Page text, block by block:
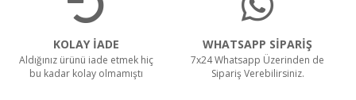
KOLAY İADE
Aldığınız ürünü iade etmek hiç
bu kadar kolay olmamıştı
WHATSAPP SİPARİŞ
7x24 Whatsapp Üzerinden de
Sipariş Verebilirsiniz.